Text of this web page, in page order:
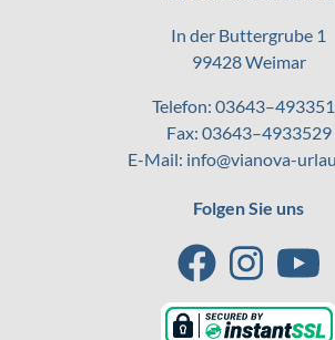
In der Buttergrube 1
99428 Weimar
Telefon:
Fax: 03643–4933529
E-Mail: info@vianova-
Folgen Sie uns